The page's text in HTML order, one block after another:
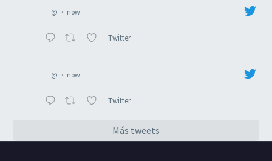
@ · now
Twitter
@ · now
Twitter
Más tweets